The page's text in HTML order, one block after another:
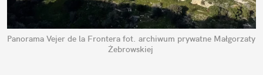
Panorama Vejer de la Frontera fot. archiwum prywatne Małgorzaty
Żebrowskiej